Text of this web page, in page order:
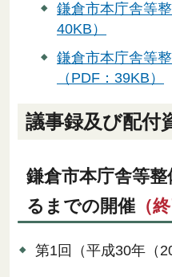
鎌倉市本庁舎等
40KB）
鎌倉市本庁舎等
（PDF：39KB）
議事録及び配付
鎌倉市本庁舎等
るまでの開催 （
第1回（平成30年（